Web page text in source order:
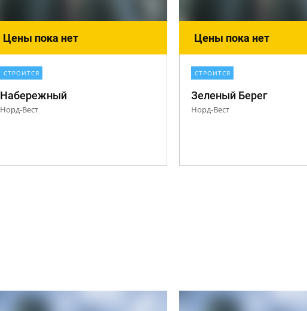
Цены пока нет
СТРОИТСЯ
Набережный
Норд-Вест
Цены пока нет
СТРОИТСЯ
Зеленый Берег
Норд-Вест